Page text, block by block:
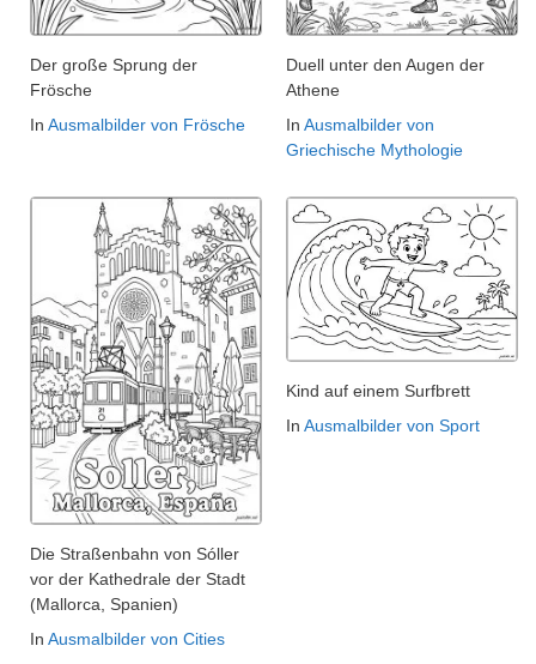
Der große Sprung der
Frösche
In Ausmalbilder von Frösche
Duell unter den Augen der
Athene
In Ausmalbilder von
Griechische Mythologie
Die Straßenbahn von Sóller
vor der Kathedrale der Stadt
(Mallorca, Spanien)
In Ausmalbilder von Cities
Kind auf einem Surfbrett
In Ausmalbilder von Sport